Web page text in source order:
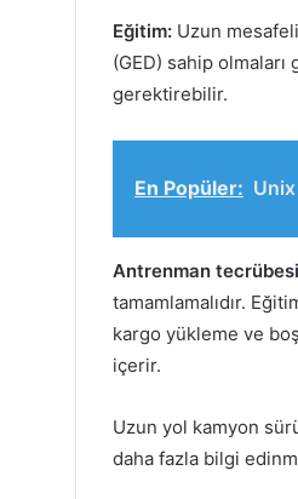
Eğitim: Uzun
(GED) sahip
gerektirebilir.
En Popüler:
Antrenman
tamamlamalıdır.
kargo yükleme ve
içerir.
Uzun yol kamyon
daha fazla bilgi